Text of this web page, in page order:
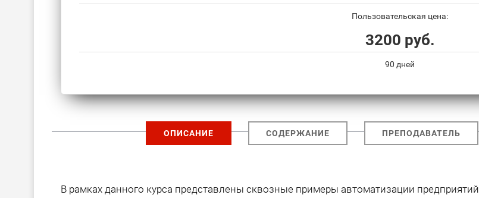
Пользовательская цена:
3200 руб.
90 дней
ОПИСАНИЕ СОДЕРЖАНИЕ ПРЕПОДАВАТЕЛЬ
В рамках данного курса представлены сквозные примеры автоматизации предприятий